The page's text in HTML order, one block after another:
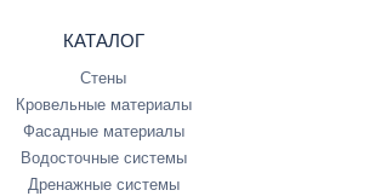
КАТАЛОГ
Стены
Кровельные материалы
Фасадные материалы
Водосточные системы
Дренажные системы